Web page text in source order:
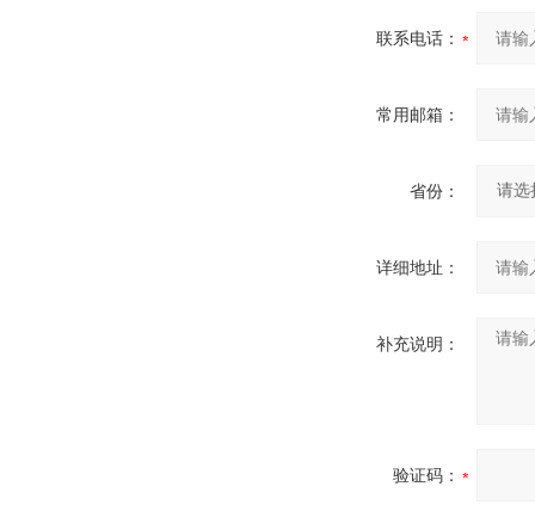
联系电话：
常用邮箱：
省份：
详细地址：
补充说明：
验证码：